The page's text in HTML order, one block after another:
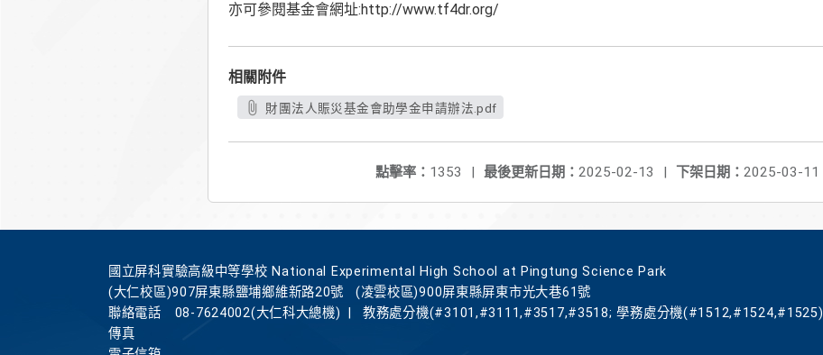
亦可參閱基金會網址:http://www.tf4dr.org/
相關附件
財團法人賑災基金會助學金申請辦法.pdf
下架日期： 2025-03-11
最後更新日期： 2025-02-13 |
點擊率： 1353 |
國立屏科實驗高級中等學校 National Experimental High School at Pingtung Science Park
(大仁校區)907屏東縣鹽埔鄉維新路20號
(凌雲校區)900屏東縣屏東市光大巷61號
聯絡電話
08-7624002(大仁科大總機)
教務處分機(#3101,#3111,#3517,#3518; 學務處分機(#1512,#1524,#1525)
傳真